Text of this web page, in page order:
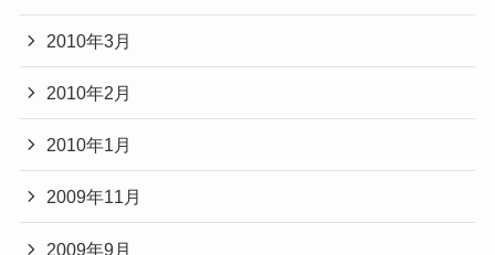
2010年3月
2010年2月
2010年1月
2009年11月
2009年9月